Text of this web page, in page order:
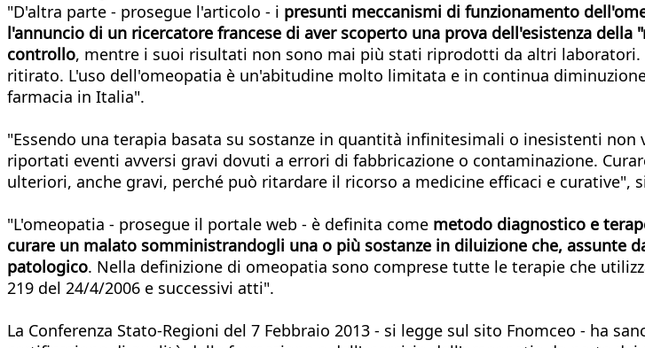
"D'altra parte - prosegue l'articolo - i presunti meccanismi di funzionamento
l'annuncio di un ricercatore francese di aver scoperto una prova dell'esistenza
controllo, mentre i suoi risultati non sono mai più stati riprodotti da altri
ritirato. L'uso dell'omeopatia è un'abitudine molto limitata e in continua
farmacia in Italia".
"Essendo una terapia basata su sostanze in quantità infinitesimali o inesistenti
riportati eventi avversi gravi dovuti a errori di fabbricazione o contaminazione.
ulteriori, anche gravi, perché può ritardare il ricorso a medicine efficaci e curative",
"L'omeopatia - prosegue il portale web - è definita come metodo diagnostico e
curare un malato somministrandogli una o più sostanze in diluizione che, assunte
patologico. Nella definizione di omeopatia sono comprese tutte le terapie che
219 del 24/4/2006 e successivi atti".
La Conferenza Stato-Regioni del 7 Febbraio 2013 - si legge sul sito Fnomceo - ha